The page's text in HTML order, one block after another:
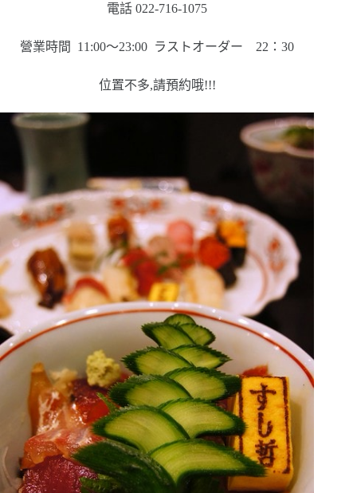
電話 022-716-1075
營業時間 11:00～23:00 ラストオーダー 22：30
位置不多,請預約哦!!!